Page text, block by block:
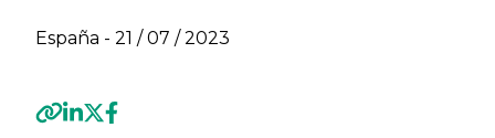
España - 21 / 07 / 2023